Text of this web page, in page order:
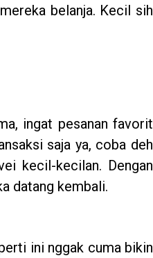
belanja. Kecil sih
ingat pesanan favorit
saja ya, coba deh
kecil-kecilan. Dengan
datang kembali.
ini nggak cuma bikin